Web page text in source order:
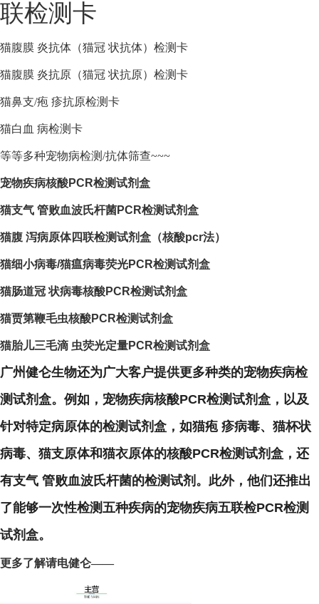
联检测卡
猫腹膜 炎抗体（猫冠 状抗体）检测卡
猫腹膜 炎抗原（猫冠 状抗原）检测卡
猫鼻支/疱 疹抗原检测卡
猫白血 病检测卡
等等多种宠物病检测/抗体筛查~~~
宠物疾病核酸PCR检测试剂盒
猫支气 管败血波氏杆菌PCR检测试剂盒
猫腹 泻病原体四联检测试剂盒（核酸pcr法）
猫细小病毒/猫瘟病毒荧光PCR检测试剂盒
猫肠道冠 状病毒核酸PCR检测试剂盒
猫贾第鞭毛虫核酸PCR检测试剂盒
猫胎儿三毛滴 虫荧光定量PCR检测试剂盒
广州健仑生物还为广大客户提供更多种类的宠物疾病检
测试剂盒。例如，宠物疾病核酸PCR检测试剂盒，以及
针对特定病原体的检测试剂盒，如猫疱 疹病毒、猫杯状
病毒、猫支原体和猫衣原体的核酸PCR检测试剂盒，还
有支气 管败血波氏杆菌的检测试剂。此外，他们还推出
了能够一次性检测五种疾病的宠物疾病五联检PCR检测
试剂盒。
更多了解请电健仑——